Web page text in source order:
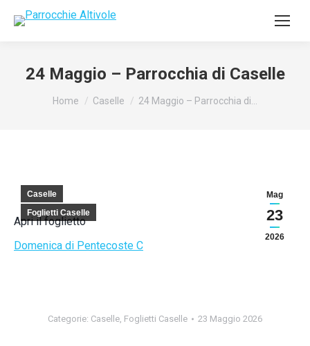
24 Maggio – Parrocchia di Caselle
Tu sei qui:
Home Caselle 24 Maggio – Parrocchia di…
Mag
23
2026
Caselle
Foglietti Caselle
Apri il foglietto
Domenica di Pentecoste C
Categorie: Caselle, Foglietti Caselle 23 Maggio 2026